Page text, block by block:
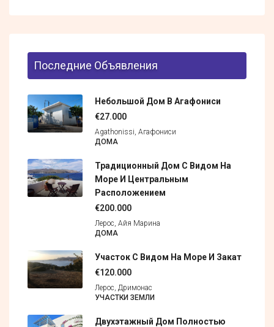
Последние Объявления
Небольшой Дом В Агафониси
€27.000
Agathonissi, Агафониси
ДОМА
Традиционный Дом С Видом На
Море И Центральным
Расположением
€200.000
Лерос, Айя Марина
ДОМА
Участок С Видом На Море И Закат
€120.000
Лерос, Дримонас
УЧАСТКИ ЗЕМЛИ
Двухэтажный Дом Полностью